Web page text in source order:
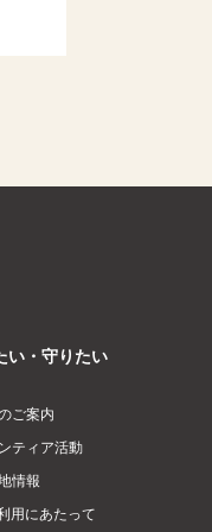
い・守りたい
ご案内
ティア活動
情報
用にあたって